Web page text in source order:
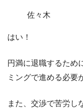
佐々木
はい！
円満に退職するため
ミングで進める必要
また、交渉で苦労し